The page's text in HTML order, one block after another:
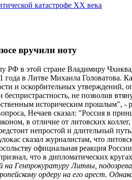
катастрофе ХХ века
вручили ноту
РФ в этой стране Владимиру
года в Литве Михаила
и оскорбительных
не позволив
историческим прошлым", -
Нечаев сказал: "Россия в
в отличие от литовских
непростой и длительный
сказал журналистам, что
официальная реакция
что в дипломатических
на Генпрокуратуру Литвы,
ордеру на его арест.